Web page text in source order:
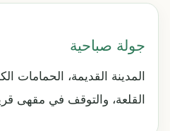
جولة صباحية
المدينة القديمة، الحمامات
القلعة، والتوقف في مقهى